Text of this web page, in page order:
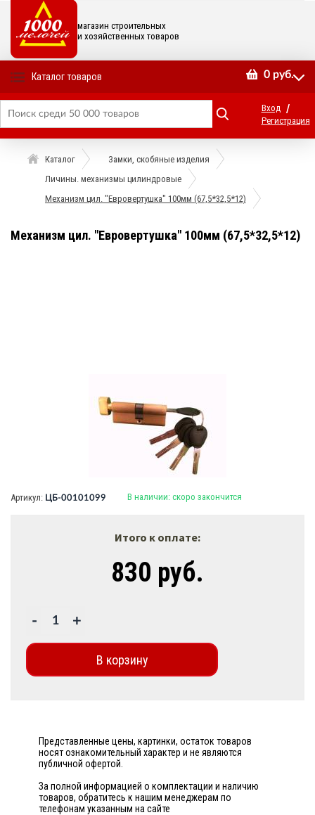
магазин строительных
и хозяйственных товаров
Каталог товаров 0 руб.
Вход /
Регистрация
Каталог
Замки, скобяные изделия
Личины. механизмы цилиндровые
Механизм цил. "Евровертушка" 100мм (67,5*32,5*12)
Механизм цил. "Евровертушка" 100мм (67,5*32,5*12)
Артикул: ЦБ-00101099 В наличии: скоро закончится
Представленные цены, картинки, остаток товаров
носят ознакомительный характер и не являются
публичной офертой.
За полной информацией о комплектации и наличию
товаров, обратитесь к нашим менеджерам по
телефонам указанным на сайте
Итого к оплате:
830 руб.
+
-
В корзину